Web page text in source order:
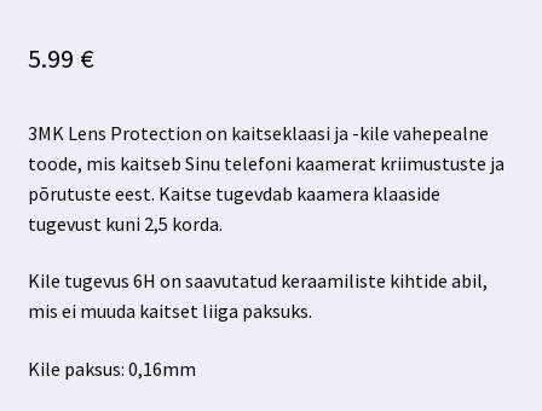
5.99 €
3MK Lens Protection on kaitseklaasi ja -kile vahepealne
toode, mis kaitseb Sinu telefoni kaamerat kriimustuste ja
põrutuste eest. Kaitse tugevdab kaamera klaaside
tugevust kuni 2,5 korda.
Kile tugevus 6H on saavutatud keraamiliste kihtide abil,
mis ei muuda kaitset liiga paksuks.
Kile paksus: 0,16mm